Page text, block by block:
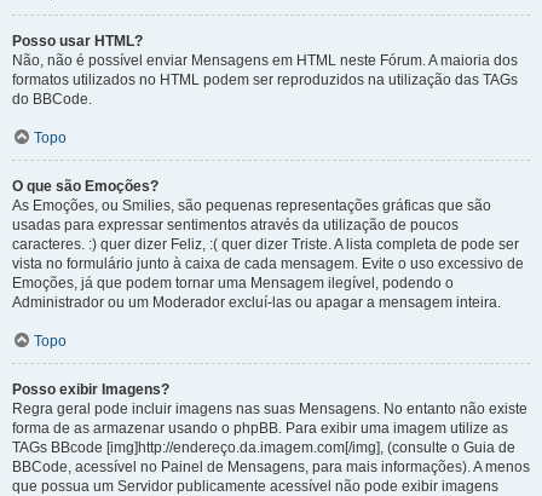
Posso usar HTML?
Não, não é possível enviar Mensagens em HTML neste Fórum. A maioria dos
formatos utilizados no HTML podem ser reproduzidos na utilização das TAGs
do BBCode.
Topo
O que são Emoções?
As Emoções, ou Smilies, são pequenas representações gráficas que são
usadas para expressar sentimentos através da utilização de poucos
caracteres. :) quer dizer Feliz, :( quer dizer Triste. A lista completa de pode ser
vista no formulário junto à caixa de cada mensagem. Evite o uso excessivo de
Emoções, já que podem tornar uma Mensagem ilegível, podendo o
Administrador ou um Moderador excluí-las ou apagar a mensagem inteira.
Topo
Posso exibir Imagens?
Regra geral pode incluir imagens nas suas Mensagens. No entanto não existe
forma de as armazenar usando o phpBB. Para exibir uma imagem utilize as
TAGs BBcode [img]http://endereço.da.imagem.com[/img], (consulte o Guia de
BBCode, acessível no Painel de Mensagens, para mais informações). A menos
que possua um Servidor publicamente acessível não pode exibir imagens